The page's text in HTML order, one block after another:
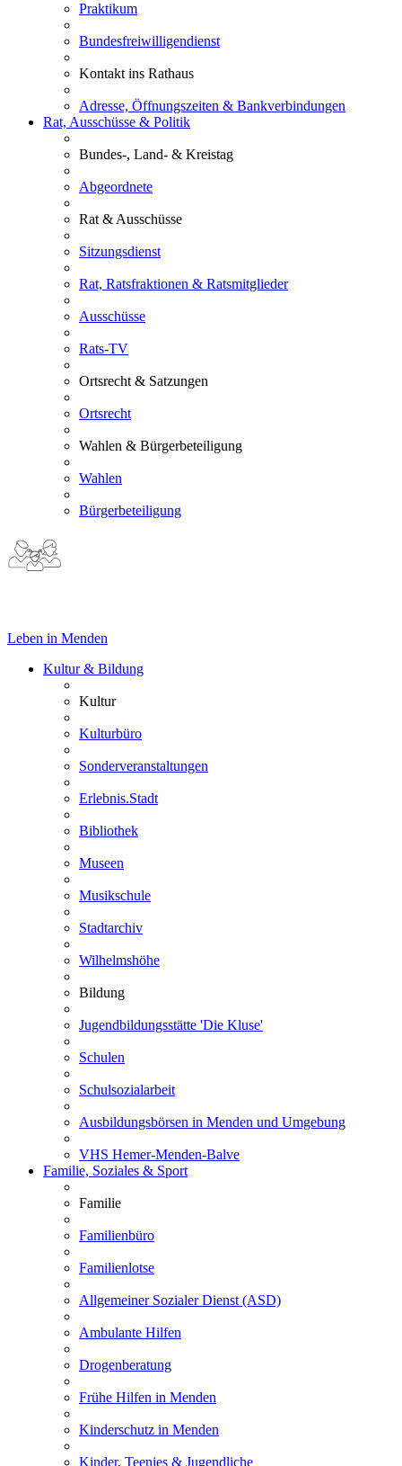
Praktikum
Bundesfreiwilligendienst
Kontakt ins Rathaus
Adresse, Öffnungszeiten & Bankverbindungen
Rat, Ausschüsse & Politik
Bundes-, Land- & Kreistag
Abgeordnete
Rat & Ausschüsse
Sitzungsdienst
Rat, Ratsfraktionen & Ratsmitglieder
Ausschüsse
Rats-TV
Ortsrecht & Satzungen
Ortsrecht
Wahlen & Bürgerbeteiligung
Wahlen
Bürgerbeteiligung
Leben in Menden
Kultur & Bildung
Kultur
Kulturbüro
Sonderveranstaltungen
Erlebnis.Stadt
Bibliothek
Museen
Musikschule
Stadtarchiv
Wilhelmshöhe
Bildung
Jugendbildungsstätte 'Die Kluse'
Schulen
Schulsozialarbeit
Ausbildungsbörsen in Menden und Umgebung
VHS Hemer-Menden-Balve
Familie, Soziales & Sport
Familie
Familienbüro
Familienlotse
Allgemeiner Sozialer Dienst (ASD)
Ambulante Hilfen
Drogenberatung
Frühe Hilfen in Menden
Kinderschutz in Menden
Kinder, Teenies & Jugendliche